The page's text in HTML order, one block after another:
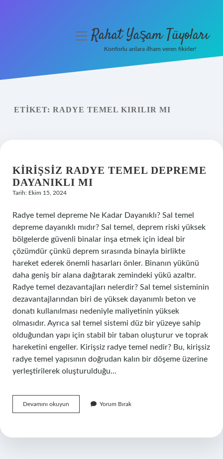
Yasal Uyarı
menüyüRahat Yaşam Tüyoları
Konforlu anlara ilham veren fikirler!
ETIKET: RADYE TEMEL KIRILIR MI
KIRIŞSIZ RADYE TEMEL DEPREME
DAYANIKLI MI
Tarih: Ekim 15, 2024
Radye temel depreme Ne Kadar Dayanıklı? Sal temel
depreme dayanıklı mıdır? Sal temel, deprem riski yüksek
bölgelerde güvenli binalar inşa etmek için ideal bir
çözümdür çünkü deprem sırasında binayla birlikte
hareket ederek önemli hasarları önler. Binanın yükünü
daha geniş bir alana dağıtarak zemindeki yükü azaltır.
Radye temel dezavantajları nelerdir? Sal temel sisteminin
dezavantajlarından biri de yüksek dayanımlı beton ve
donatı kullanılması nedeniyle maliyetinin yüksek
olmasıdır. Ayrıca sal temel sistemi düz bir yüzeye sahip
olduğundan yapı için stabil bir taban oluşturur ve toprak
hareketini engeller. Kirişsiz radye temel nedir? Bu, kirişsiz
radye temel yapısının doğrudan kalın bir döşeme üzerine
yerleştirilerek oluşturulduğu…
Devamını okuyun
Radye
Dayanıklı
Yorum Bırak